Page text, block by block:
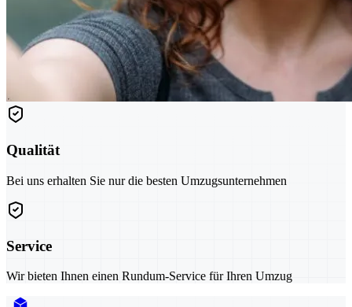
Qualität
Bei uns erhalten Sie nur die besten Umzugsunternehmen
Service
Wir bieten Ihnen einen Rundum-Service für Ihren Umzug